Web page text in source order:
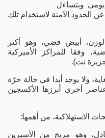
ويتساءل
الحدود الآمنة لاستخدام تلك
أبيض فضي، وهو أكثر
وفقا للمراكز الأميركية
نت).
ولا يوجد أبدا في حالة حرّة
أخرى أبرزها الأكسجين
الاستهلاكية، من أهمها:
وهو مزيج من الأسبرين